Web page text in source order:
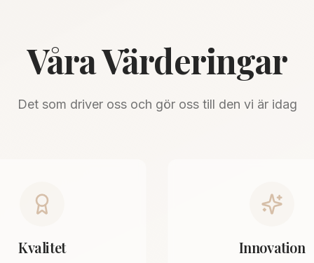
Våra Värderingar
Det som driver oss och gör oss till den vi är idag
Kvalitet Innovation